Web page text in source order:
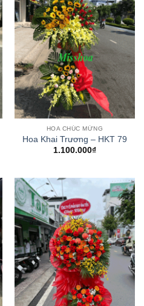
HOA CHÚC MỪNG
Hoa Khai Trương – HKT 79
1.100.000₫